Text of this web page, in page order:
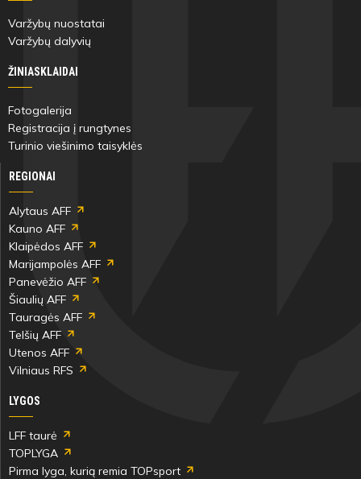
Varžybų nuostatai
Varžybų dalyvių
ŽINIASKLAIDAI
Fotogalerija
Registracija į rungtynes
Turinio viešinimo taisyklės
REGIONAI
Alytaus AFF
Kauno AFF
Klaipėdos AFF
Marijampolės AFF
Panevėžio AFF
Šiaulių AFF
Tauragės AFF
Telšių AFF
Utenos AFF
Vilniaus RFS
LYGOS
LFF taurė
TOPLYGA
Pirma lyga, kurią remia TOPsport